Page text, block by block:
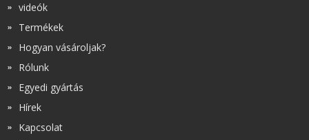
videók
Termékek
Hogyan vásároljak?
Rólunk
Egyedi gyártás
Hírek
Kapcsolat